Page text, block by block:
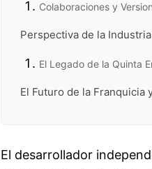
Colaboraciones y
Perspectiva de la
El Legado de la Quinta
El Futuro de la Franquicia
El desarrollador